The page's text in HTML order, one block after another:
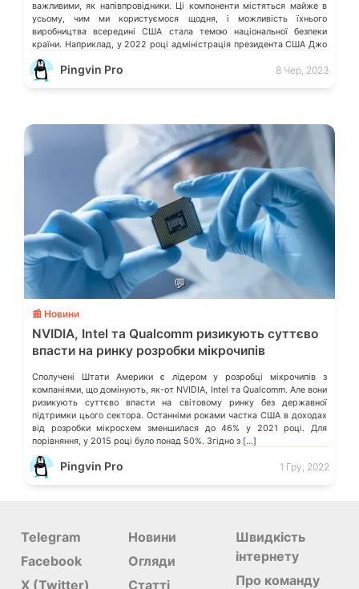
важливими, як напівпровідники. Ці компоненти містяться майже в
усьому, чим ми користуємося щодня, і можливість їхнього
виробництва всередині США стала темою національної безпеки
країни. Наприклад, у 2022 році адміністрація президента США Джо
Байдена заявила про закон «CHIPS and Science […]
Pingvin Pro 8 Чер, 2023
💬
📰 Новини
NVIDIA, Intel та Qualcomm ризикують суттєво
впасти на ринку розробки мікрочипів
Сполучені Штати Америки є лідером у розробці мікрочипів з
компаніями, що домінують, як-от NVIDIA, Intel та Qualcomm. Але вони
ризикують суттєво впасти на світовому ринку без державної
підтримки цього сектора. Останніми роками частка США в доходах
від розробки мікросхем зменшилася до 46% у 2021 році. Для
порівняння, у 2015 році було понад 50%. Згідно з […]
Pingvin Pro 1 Гру, 2022
Telegram
Facebook
X (Twitter)
Новини
Огляди
Статті
Швидкість
інтернету
Про команду